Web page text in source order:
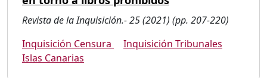
Revista de la Inquisición.- 25 (2021) (pp. 207-220)
Inquisición Censura
Inquisición Tribunales
Islas Canarias